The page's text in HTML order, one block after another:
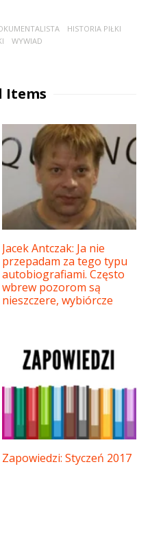
HISTORIA PIŁKI
WYWIAD
Items
Jacek Antczak: Ja nie
przepadam za tego typu
autobiografiami. Często
wbrew pozorom są
nieszczere, wybiórcze
Zapowiedzi: Styczeń 2017